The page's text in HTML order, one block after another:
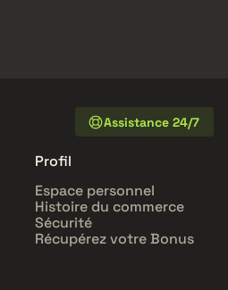
Assistance 24/7
Profil
Espace personnel
Histoire du commerce
Sécurité
Récupérez votre Bonus